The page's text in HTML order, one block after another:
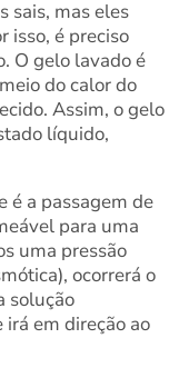
sais, mas eles
isso, é preciso
O gelo lavado é
do calor do
Assim, o gelo
líquido,
é a passagem de
para uma
uma pressão
ocorrerá o
solução
em direção ao